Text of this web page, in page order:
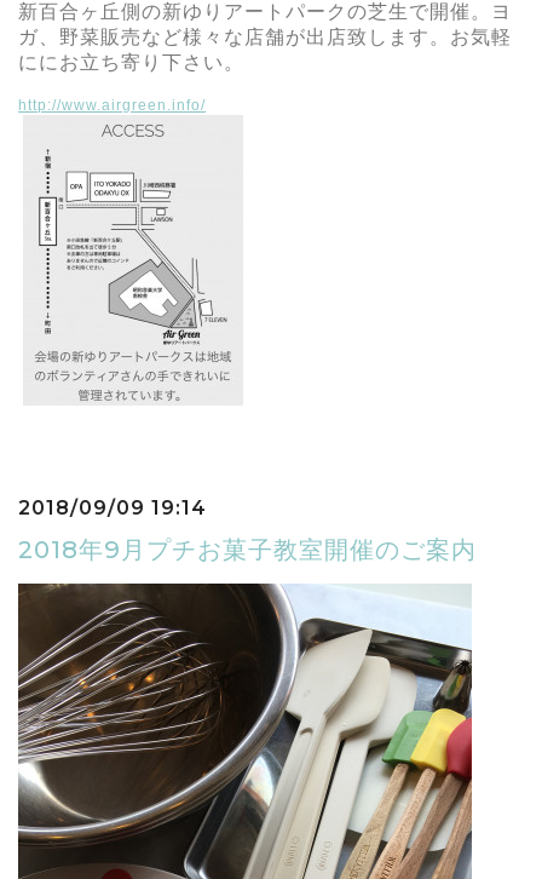
新百合ヶ丘側の新ゆりアートパークの芝生で開催。ヨ
ガ、野菜販売など様々な店舗が出店致します。お気軽
ににお立ち寄り下さい。
http://www.airgreen.info/
2018/09/09 19:14
2018年9月プチお菓子教室開催のご案内